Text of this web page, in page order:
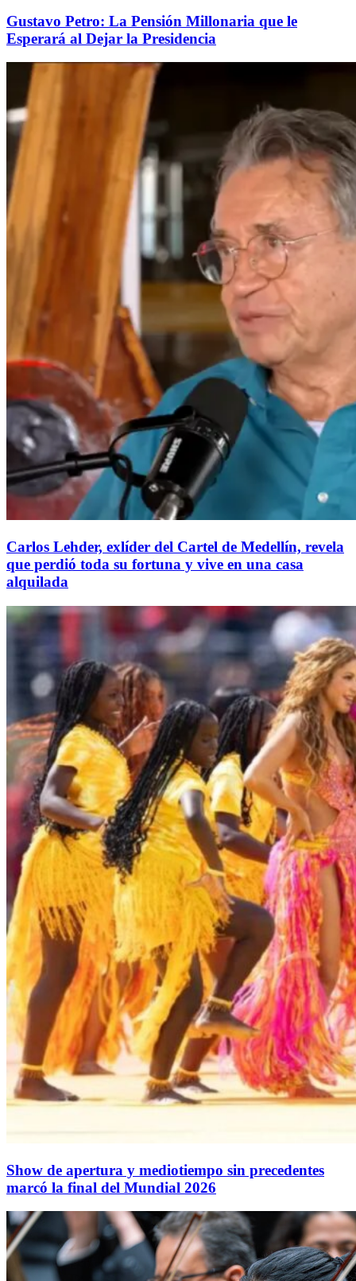
Gustavo Petro: La Pensión Millonaria que le
Esperará al Dejar la Presidencia
Carlos Lehder, exlíder del Cartel de Medellín, revela
que perdió toda su fortuna y vive en una casa
alquilada
Show de apertura y mediotiempo sin precedentes
marcó la final del Mundial 2026